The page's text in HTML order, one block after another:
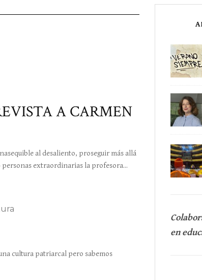
A CARMEN
al desaliento, proseguir más allá
extraordinarias la profesora...
cultura patriarcal pero sabemos
en